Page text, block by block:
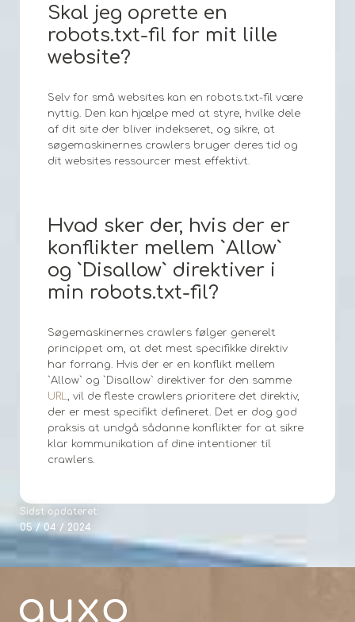
Skal jeg oprette en
robots.txt-fil for mit lille
website?
Selv for små websites kan en robots.txt-fil være
nyttig. Den kan hjælpe med at styre, hvilke dele
af dit site der bliver indekseret, og sikre, at
søgemaskinernes crawlers bruger deres tid og
dit websites ressourcer mest effektivt.
Hvad sker der, hvis der er
konflikter mellem `Allow`
og `Disallow` direktiver i
min robots.txt-fil?
Søgemaskinernes crawlers følger generelt
princippet om, at det mest specifikke direktiv
har forrang. Hvis der er en konflikt mellem
`Allow` og `Disallow` direktiver for den samme
URL, vil de fleste crawlers prioritere det direktiv,
der er mest specifikt defineret. Det er dog god
praksis at undgå sådanne konflikter for at sikre
klar kommunikation af dine intentioner til
crawlers.
Sidst opdateret:
05 / 04 / 2024